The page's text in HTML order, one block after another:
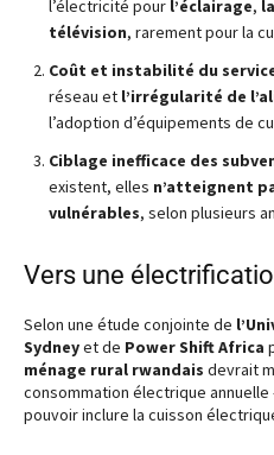
l’électricité pour l’éclairage,
télévision, rarement pour la
Coût et instabilité du
réseau et l’irrégularité de
l’adoption d’équipements de
Ciblage inefficace des
existent, elles n’atteignent
vulnérables, selon plusieurs
Vers une
Selon une étude conjointe de
Sydneyet de Power Shift Africa
ménage rural rwandais devrait
consommation électrique
pouvoir inclure la cuisson